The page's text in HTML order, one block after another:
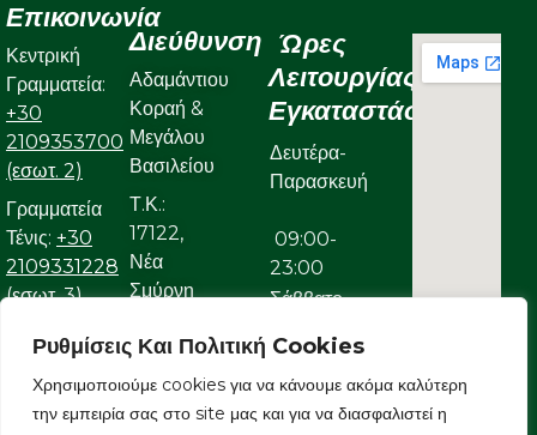
Ρυθμίσεις Και Πολιτική Cookies
Χρησιμοποιούμε cookies για να κάνουμε ακόμα καλύτερη
την εμπειρία σας στο site μας και για να διασφαλιστεί η
Επικοινωνία
Κεντρική
Γραμματεία:
+30
2109353700
(εσωτ. 2)
Γραμματεία
Τένις: +30
2109331228
(εσωτ. 3)
Γραμματεία
Κολυμβητικού:
+30
2109323632
Διεύθυνση
Αδαμάντιου
Κοραή &
Μεγάλου
Βασιλείου
Τ.Κ.:
17122,
Νέα
Σμύρνη
Ώρες
Λειτουργίας
Εγκαταστάσεων
Δευτέρα-
Παρασκευή
09:00-
23:00
Σάββατο
09:00-
22:00
Κυριακή